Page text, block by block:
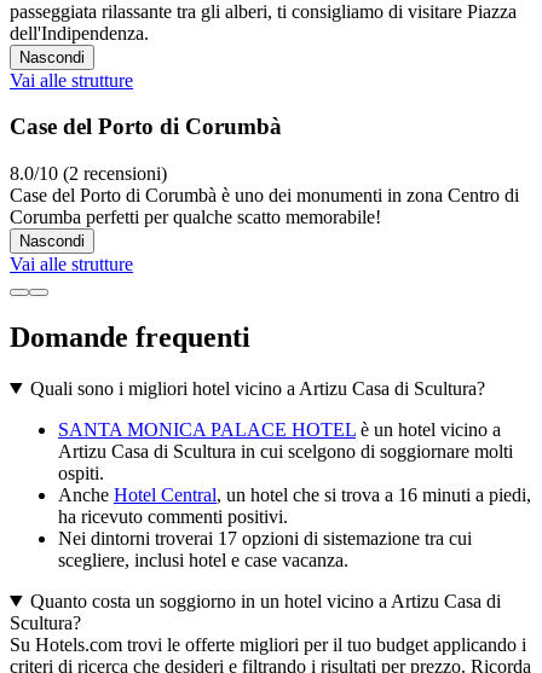
passeggiata rilassante tra gli alberi, ti consigliamo di visitare Piazza
dell'Indipendenza.
Nascondi
Vai alle strutture
Case del Porto di Corumbà
8.0/10 (2 recensioni)
Case del Porto di Corumbà è uno dei monumenti in zona Centro di
Corumba perfetti per qualche scatto memorabile!
Nascondi
Vai alle strutture
Domande frequenti
Quali sono i migliori hotel vicino a Artizu Casa di Scultura?
SANTA MONICA PALACE HOTEL è un hotel vicino a
Artizu Casa di Scultura in cui scelgono di soggiornare molti
ospiti.
Anche Hotel Central, un hotel che si trova a 16 minuti a piedi,
ha ricevuto commenti positivi.
Nei dintorni troverai 17 opzioni di sistemazione tra cui
scegliere, inclusi hotel e case vacanza.
Quanto costa un soggiorno in un hotel vicino a Artizu Casa di
Scultura?
Su Hotels.com trovi le offerte migliori per il tuo budget applicando i
criteri di ricerca che desideri e filtrando i risultati per prezzo. Ricorda